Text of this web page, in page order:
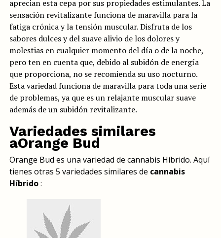
aprecian esta cepa por sus propiedades estimulantes. La
sensación revitalizante funciona de maravilla para la
fatiga crónica y la tensión muscular. Disfruta de los
sabores dulces y del suave alivio de los dolores y
molestias en cualquier momento del día o de la noche,
pero ten en cuenta que, debido al subidón de energía
que proporciona, no se recomienda su uso nocturno.
Esta variedad funciona de maravilla para toda una serie
de problemas, ya que es un relajante muscular suave
además de un subidón revitalizante.
Variedades similares
aOrange Bud
Orange Bud es una variedad de cannabis Híbrido. Aquí
tienes otras 5 variedades similares de cannabis
Híbrido: